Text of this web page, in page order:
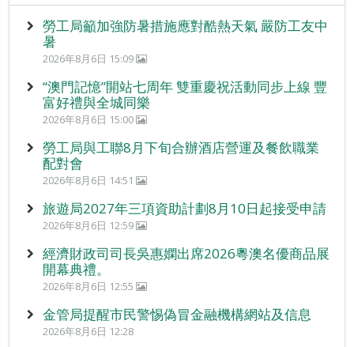
勞工局籲加強防暑措施應對酷熱天氣 嚴防工友中
暑
2026年8月6日 15:09
“澳門記憶”開站七周年 雙重慶祝活動同步上線 豐
富好禮與全城同樂
2026年8月6日 15:00
勞工局與工聯8月下旬合辦酒店營運及餐飲職業
配對會
2026年8月6日 14:51
旅遊局2027年三項資助計劃8月10日起接受申請
2026年8月6日 12:59
經濟財政司司長吳惠嫻出席2026粵澳名優商品展
開幕典禮。
2026年8月6日 12:55
金管局提醒市民警惕偽冒金融機構網站及信息
2026年8月6日 12:28